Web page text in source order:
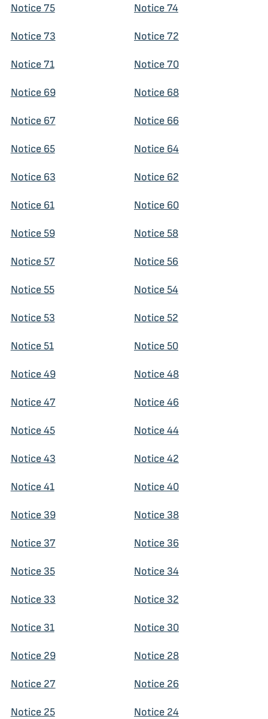
Notice 75 Notice 74
Notice 73 Notice 72
Notice 71 Notice 70
Notice 69 Notice 68
Notice 67 Notice 66
Notice 65 Notice 64
Notice 63 Notice 62
Notice 61 Notice 60
Notice 59 Notice 58
Notice 57 Notice 56
Notice 55 Notice 54
Notice 53 Notice 52
Notice 51 Notice 50
Notice 49 Notice 48
Notice 47 Notice 46
Notice 45 Notice 44
Notice 43 Notice 42
Notice 41 Notice 40
Notice 39 Notice 38
Notice 37 Notice 36
Notice 35 Notice 34
Notice 33 Notice 32
Notice 31 Notice 30
Notice 29 Notice 28
Notice 27 Notice 26
Notice 25 Notice 24